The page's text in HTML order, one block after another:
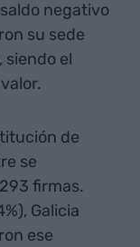
negativo
su sede
siendo el
de
se
firmas.
Galicia
ese